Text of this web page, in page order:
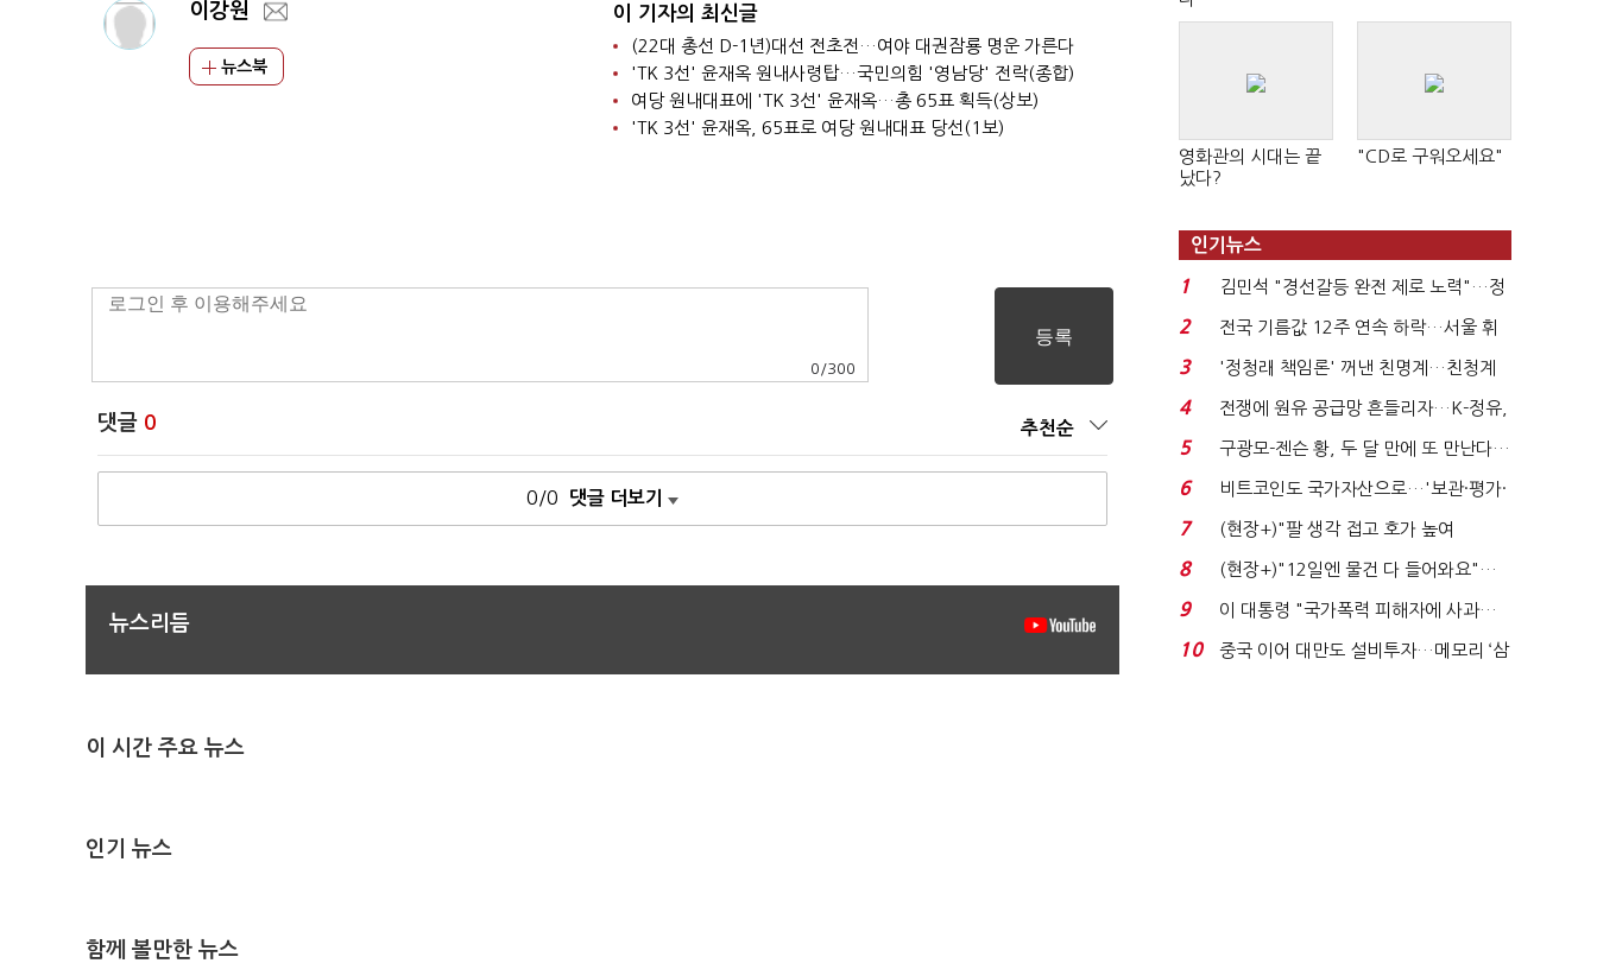
이강원
뉴스북
이 기자의 최신글
(22대 총선 D-1년)대선 전초전…여야 대권잠룡 명운 가른다
'TK 3선' 윤재옥 원내사령탑…국민의힘 '영남당' 전락(종합)
여당 원내대표에 'TK 3선' 윤재옥…총 65표 획득(상보)
'TK 3선' 윤재옥, 65표로 여당 원내대표 당선(1보)
0 /300
댓글 0 추천순
0/0 댓글 더보기
뉴스리듬
이 시간 주요 뉴스
인기 뉴스
함께 볼만한 뉴스
영화관의 시대는 끝
났다?
"CD로 구워오세요"
인기뉴스
1
김민석 "경선갈등 완전 제로 노력"…정
청래 "반명 공세 사...
2
전국 기름값 12주 연속 하락…서울 휘
발윳값 1909원...
3
'정청래 책임론' 꺼낸 친명계…친청계
는 추가투표 때리기...
4
전쟁에 원유 공급망 흔들리자…K-정유,
에너지안보 핵심...
5
구광모-젠슨 황, 두 달 만에 또 만난다…
로봇·AI 등 논...
6
비트코인도 국가자산으로…'보관·평가·
처분' 기준은 ...
7
(현장+)"팔 생각 접고 호가 높여
요"…'덜 똘똘한 한 채' 20...
8
(현장+)"12일엔 물건 다 들어와요"…
빈 매대 채우며 문 연 ...
9
이 대통령 "국가폭력 피해자에 사과…
적극적 조사로 진...
10
중국 이어 대만도 설비투자…메모리 ‘삼